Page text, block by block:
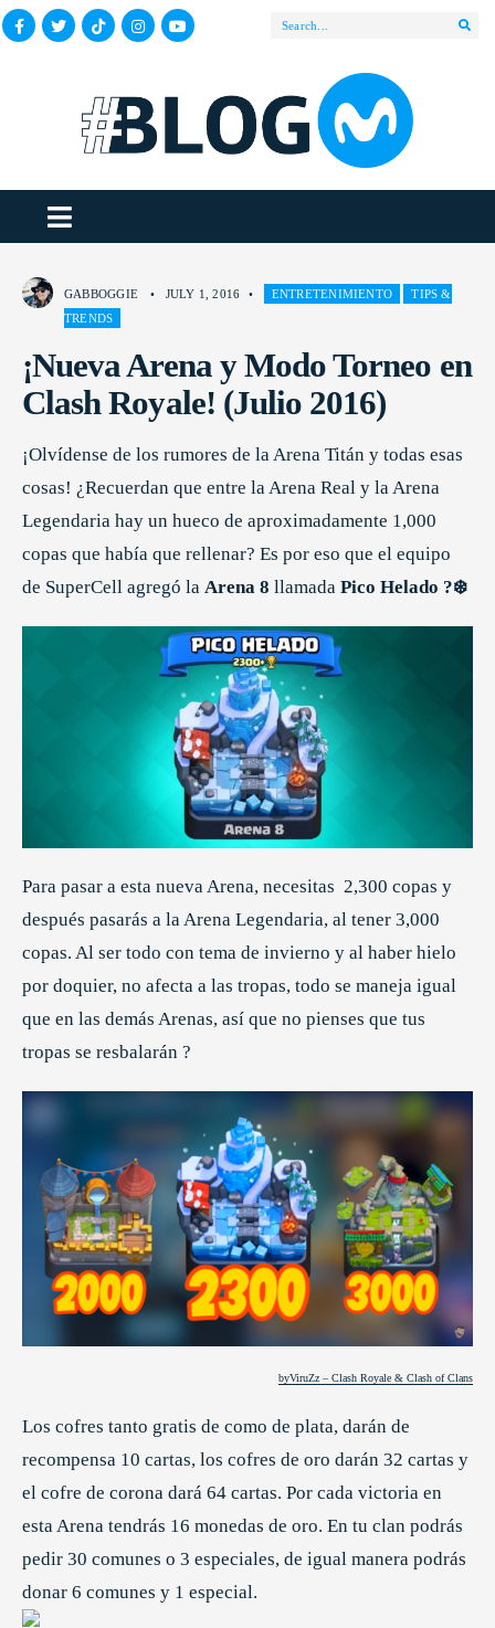
GABBOGGIE • JULY 1, 2016 • ENTRETENIMIENTO
TIPS &
TRENDS
¡Nueva Arena y Modo Torneo en
Clash Royale! (Julio 2016)
¡Olvídense de los rumores de la Arena Titán y todas esas
cosas! ¿Recuerdan que entre la Arena Real y la Arena
Legendaria hay un hueco de aproximadamente 1,000
copas que había que rellenar? Es por eso que el equipo
de SuperCell agregó la Arena 8 llamada Pico Helado ?❄️
Para pasar a esta nueva Arena, necesitas 2,300 copas y
después pasarás a la Arena Legendaria, al tener 3,000
copas. Al ser todo con tema de invierno y al haber hielo
por doquier, no afecta a las tropas, todo se maneja igual
que en las demás Arenas, así que no pienses que tus
tropas se resbalarán ?
byViruZz – Clash Royale & Clash of Clans
Los cofres tanto gratis de como de plata, darán de
recompensa 10 cartas, los cofres de oro darán 32 cartas y
el cofre de corona dará 64 cartas. Por cada victoria en
esta Arena tendrás 16 monedas de oro. En tu clan podrás
pedir 30 comunes o 3 especiales, de igual manera podrás
donar 6 comunes y 1 especial.